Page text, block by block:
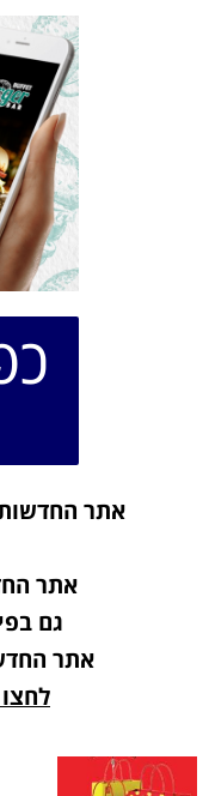
אתר
אתר
גם
אתר